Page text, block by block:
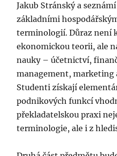
Jakub Stránský a
základními
terminologií. Důraz není
ekonomickou teorii, ale
nauky – účetnictví,
management, marketing
Studenti získají
podnikových funkcí
překladatelskou praxi
terminologie, ale i z